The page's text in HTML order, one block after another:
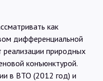
как
дифференциальной
природных
конъюнктурой.
в ВТО (2012 год) и